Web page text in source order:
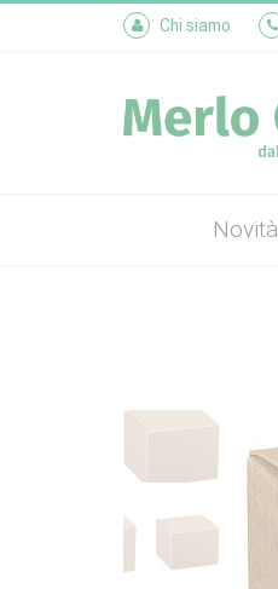
Chi siamo
Novità